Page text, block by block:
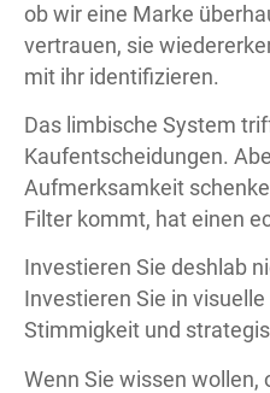
ob wir eine Marke
vertrauen, sie
mit ihr identifizieren.
Das limbische System
Kaufentscheidungen.
Aufmerksamkeit
Filter kommt, hat einen
Investieren Sie deshlab
Investieren Sie in
Stimmigkeit und
Wenn Sie wissen wollen,